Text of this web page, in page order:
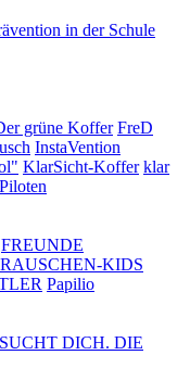
in der Schule
grüne Koffer FreD
InstaVention
KlarSicht-Koffer klar
FREUNDE
KIDS
Papilio
DICH. DIE